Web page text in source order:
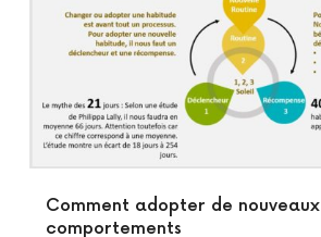
Comment adopter de nouveaux
comportements